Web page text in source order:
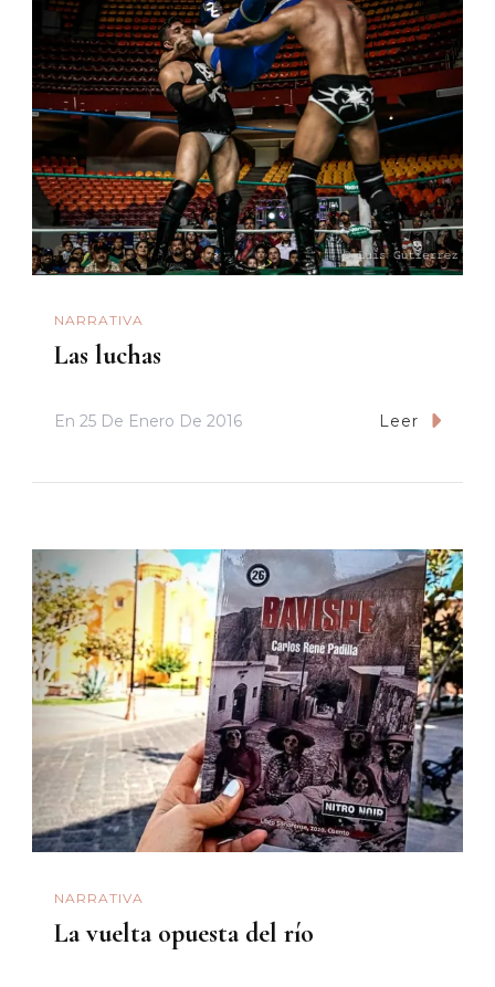
NARRATIVA
Las luchas
En 25 De Enero De 2016 Leer
NARRATIVA
La vuelta opuesta del río